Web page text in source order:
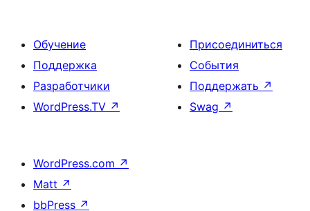
Обучение
Поддержка
Разработчики
WordPress.TV ↗
Присоединиться
События
Поддержать ↗
Swag ↗
WordPress.com ↗
Matt ↗
bbPress ↗